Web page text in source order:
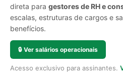
direta para gestores de RH e
escalas, estruturas de cargos e
benefícios.
🔒 Ver salários operacionais
Acesso exclusivo para assinantes.